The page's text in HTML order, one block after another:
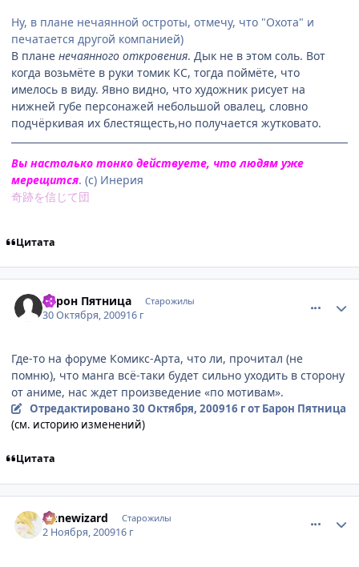
Ну, в плане нечаянной остроты, отмечу, что "Охота" и
печатается другой компанией)
В плане нечаянного откровения. Дык не в этом соль. Вот
когда возьмёте в руки томик КС, тогда поймёте, что
имелось в виду. Явно видно, что художник рисует на
нижней губе персонажей небольшой овалец, словно
подчёркивая их блестящесть,но получается жутковато.
Вы настолько тонко действуете, что людям уже
мерещится. (с) Инерия
奇跡を信じて団
Цитата
Барон Пятница Старожилы
30 Октября, 200916 г
Где-то на форуме Комикс-Арта, что ли, прочитал (не
помню), что манга всё-таки будет сильно уходить в сторону
от аниме, нас ждет произведение «по мотивам».
Отредактировано30 Октября, 200916 гот Барон Пятница
(см. историю изменений)
Цитата
Аnnewizard Старожилы
2 Ноября, 200916 г